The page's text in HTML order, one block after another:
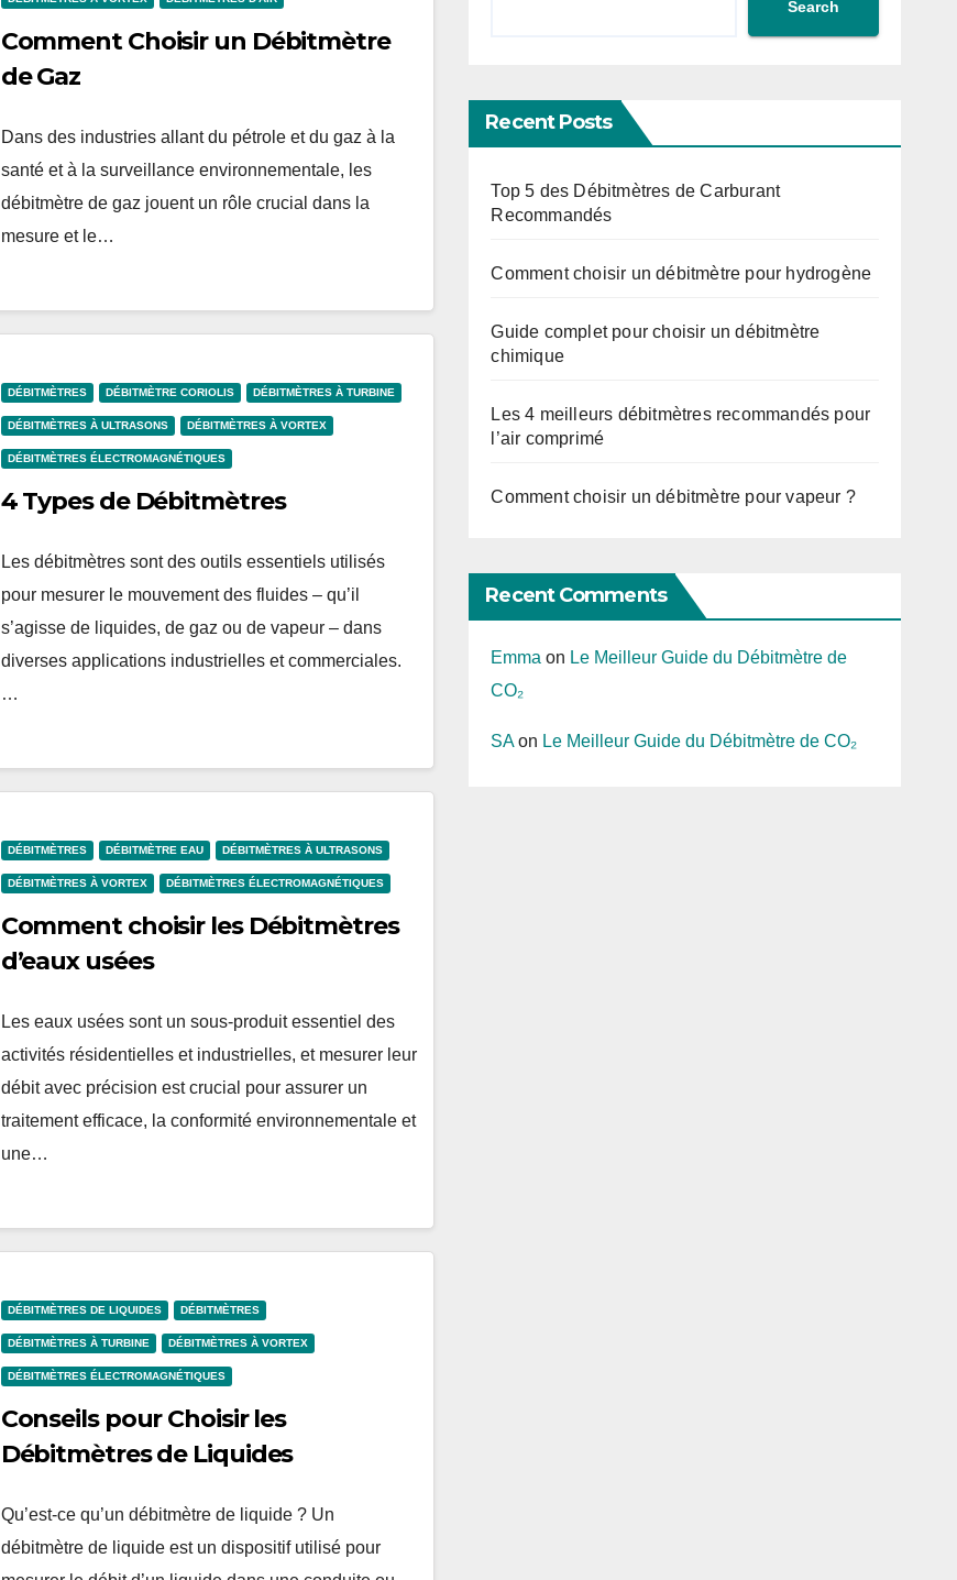
Comment Choisir un Débitmètre
de Gaz
Dans des industries allant du pétrole et du gaz à la
santé et à la surveillance environnementale, les
débitmètre de gaz jouent un rôle crucial dans la
mesure et le…
DÉBITMÈTRES DÉBITMÈTRE CORIOLIS DÉBITMÈTRES À TURBINE
DÉBITMÈTRES À ULTRASONS DÉBITMÈTRES À VORTEX
DÉBITMÈTRES ÉLECTROMAGNÉTIQUES
4 Types de Débitmètres
Les débitmètres sont des outils essentiels utilisés
pour mesurer le mouvement des fluides – qu’il
s’agisse de liquides, de gaz ou de vapeur – dans
diverses applications industrielles et commerciales.
…
DÉBITMÈTRES DÉBITMÈTRE EAU DÉBITMÈTRES À ULTRASONS
DÉBITMÈTRES À VORTEX DÉBITMÈTRES ÉLECTROMAGNÉTIQUES
Comment choisir les Débitmètres
d’eaux usées
Les eaux usées sont un sous-produit essentiel des
activités résidentielles et industrielles, et mesurer leur
débit avec précision est crucial pour assurer un
traitement efficace, la conformité environnementale et
une…
DÉBITMÈTRES DE LIQUIDES DÉBITMÈTRES
DÉBITMÈTRES À TURBINE DÉBITMÈTRES À VORTEX
DÉBITMÈTRES ÉLECTROMAGNÉTIQUES
Conseils pour Choisir les
Débitmètres de Liquides
Qu’est-ce qu’un débitmètre de liquide ? Un
débitmètre de liquide est un dispositif utilisé pour
Search
Recent Posts
Top 5 des Débitmètres de Carburant
Recommandés
Comment choisir un débitmètre pour hydrogène
Guide complet pour choisir un débitmètre
chimique
Les 4 meilleurs débitmètres recommandés pour
l’air comprimé
Comment choisir un débitmètre pour vapeur ?
Recent Comments
Emma on Le Meilleur Guide du Débitmètre de
CO₂
SAon Le Meilleur Guide du Débitmètre de CO₂